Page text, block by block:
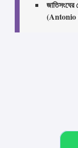
(Antonio